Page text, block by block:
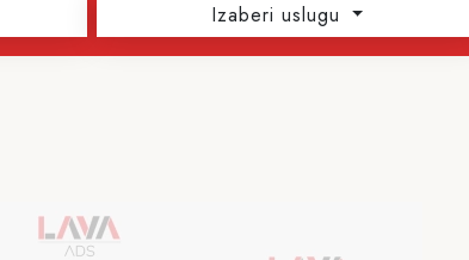
Izaberi uslugu